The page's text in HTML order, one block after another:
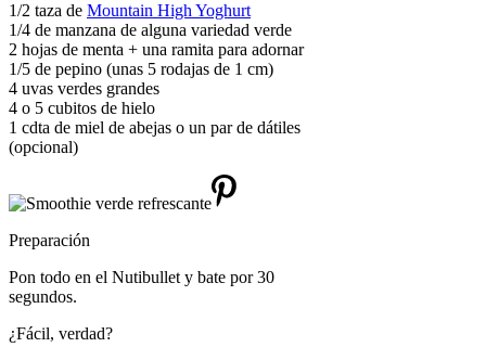
1/2 taza de Mountain High Yoghurt
1/4 de manzana de alguna variedad verde
2 hojas de menta + una ramita para adornar
1/5 de pepino (unas 5 rodajas de 1 cm)
4 uvas verdes grandes
4 o 5 cubitos de hielo
1 cdta de miel de abejas o un par de dátiles
(opcional)
Preparación
Pon todo en el Nutibullet y bate por 30
segundos.
¿Fácil, verdad?